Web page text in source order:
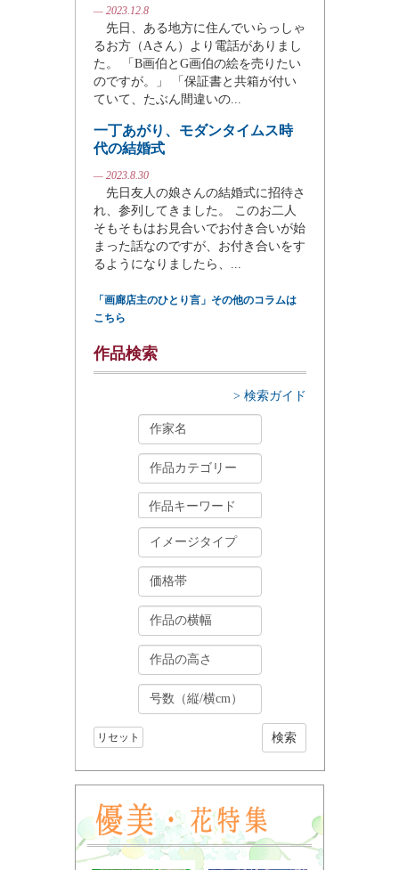
— 2023.12.8
先日、ある地方に住んでいらっしゃ
るお方（Aさん）より電話がありまし
た。 「B画伯とG画伯の絵を売りたい
のですが。」 「保証書と共箱が付い
ていて、たぶん間違いの...
一丁あがり、モダンタイムス時
代の結婚式
— 2023.8.30
先日友人の娘さんの結婚式に招待さ
れ、参列してきました。 このお二人
そもそもはお見合いでお付き合いが始
まった話なのですが、お付き合いをす
るようになりましたら、...
「画廊店主のひとり言」その他のコラムは
こちら
作品検索
> 検索ガイド
リセット